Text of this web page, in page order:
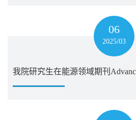
能自供电红外光电探测器。该器件在零
超宽光谱响应，在980 nm处性...06
2025/03